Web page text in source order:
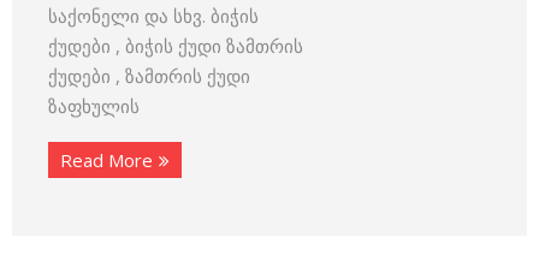
საქონელი და სხვ. ბიჭის
ქუდები , ბიჭის ქუდი ზამთრის
ქუდები , ზამთრის ქუდი
ზაფხულის
Read More